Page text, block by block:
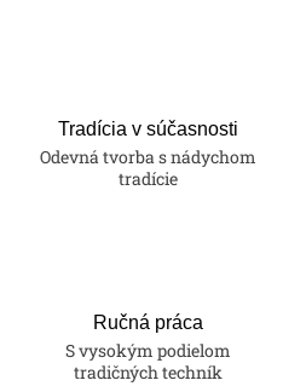
Tradícia v súčasnosti
Odevná tvorba s nádychom
tradície
Ručná práca
S vysokým podielom
tradičných techník